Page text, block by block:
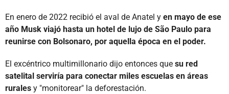
En enero de 2022 recibió el aval de Anatel y en mayo de ese
año Musk viajó hasta un hotel de lujo de São Paulo para
reunirse con Bolsonaro, por aquella época en el poder.
El excéntrico multimillonario dijo entonces que su red
satelital serviría para conectar miles escuelas en áreas
rurales y "monitorear" la deforestación.